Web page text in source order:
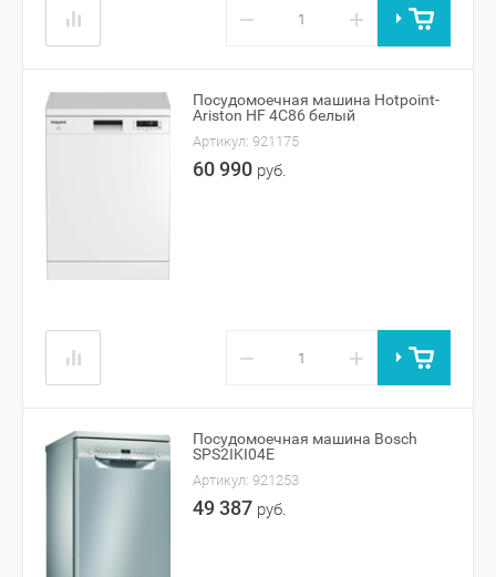
− +
Посудомоечная машина Hotpoint-
Ariston HF 4C86 белый
Артикул: 921175
60 990 руб.
− +
Посудомоечная машина Bosch
SPS2IKI04E
Артикул: 921253
49 387 руб.